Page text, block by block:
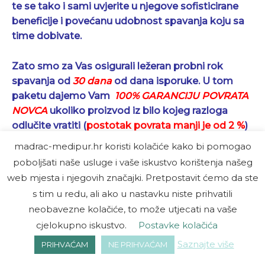
te se tako i sami uvjerite u njegove sofisticirane
beneficije i povećanu udobnost spavanja koju sa
time dobivate.
Zato smo za Vas osigurali ležeran probni rok
spavanja od 30 danaod dana isporuke. U tom
paketu dajemo Vam 100% GARANCIJU POVRATA
NOVCAukoliko proizvod iz bilo kojeg razloga
odlučite vratiti (postotak povrata manji je od 2 %)
vraćamo Vam novac u cijelosti i besplatno
preuzimamo proizvod naza
SAVJET:
) ukoliko već imate noviji madrac sa kojim ste
doista zadovoljni, zatražite ponudu samo za
TERAPEUTSKI PODLOŽAK KRISTALOTERAPIJA
(2,5 cm debljine)
i Vaš madrac oplemeniti ćete svim
madrac-medipur.hr koristi kolačiće kako bi pomogao
poboljšati naše usluge i vaše iskustvo korištenja našeg
web mjesta i njegovih značajki. Pretpostavit ćemo da ste
s tim u redu, ali ako u nastavku niste prihvatili
neobavezne kolačiće, to može utjecati na vaše
cjelokupno iskustvo.
Postavke kolačića
PRIHVAĆAM NE PRIHVAĆAM Saznajte više